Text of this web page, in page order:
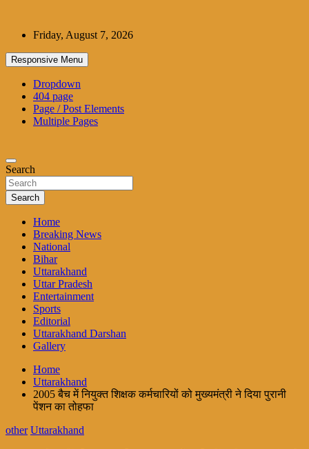
contentFriday, August 7, 2026
Responsive Menu
Dropdown
404 page
Page / Post Elements
Multiple Pages
Search
Search
Home
Breaking News
National
Bihar
Uttarakhand
Uttar Pradesh
Entertainment
Sports
Editorial
Uttarakhand Darshan
Gallery
Home
Uttarakhand
2005 बैच में नियुक्त शिक्षक कर्मचारियों को मुख्यमंत्री ने दिया पुरानी
पेंशन का तोहफा
other Uttarakhand